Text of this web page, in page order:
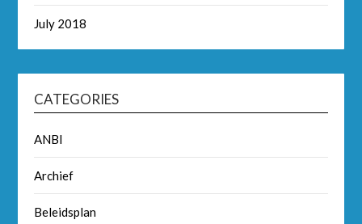
July 2018
CATEGORIES
ANBI
Archief
Beleidsplan